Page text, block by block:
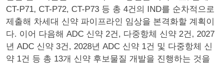
CT-P71, CT-P72, CT-P73 등 총 4건의 IND를 순차적으로
제출해 차세대 신약 파이프라인 임상을 본격화할 계획이
다. 이어 다음해 ADC 신약 2건, 다중항체 신약 2건, 2027
년 ADC 신약 3건, 2028년 ADC 신약 1건 및 다중항체 신
약 1건 등 총 13개 신약 후보물질 개발을 진행하는 것을